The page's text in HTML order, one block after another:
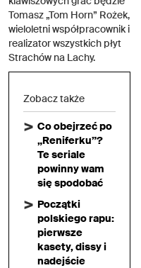
Tomasz „Tom Horn” Rożek,
wieloletni współpracownik i
realizator wszystkich płyt
Strachów na Lachy.
Zobacz także
Co obejrzeć po
„Reniferku”?
Te seriale
powinny wam
się spodobać
Początki
polskiego rapu:
pierwsze
kasety, dissy i
nadejście